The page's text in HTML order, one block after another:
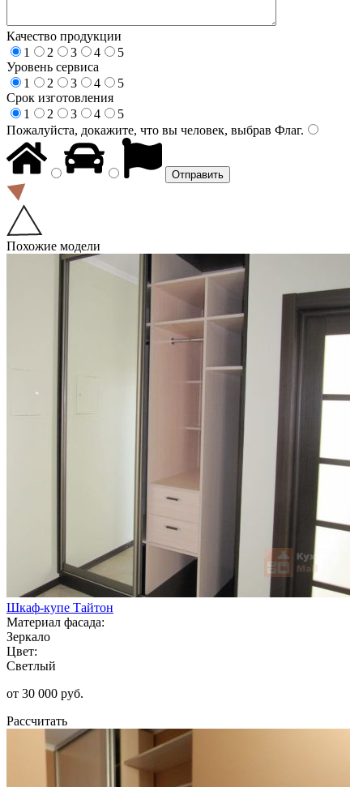
Качество продукции
1
2 3 4
5
Уровень сервиса
1
2 3 4
5
Срок изготовления
1
2 3 4
5
Пожалуйста, докажите, что вы человек, выбрав Флаг.
Похожие модели
Шкаф-купе Тайтон
Материал фасада:
Зеркало
Цвет:
Светлый
от 30 000 руб.
Рассчитать